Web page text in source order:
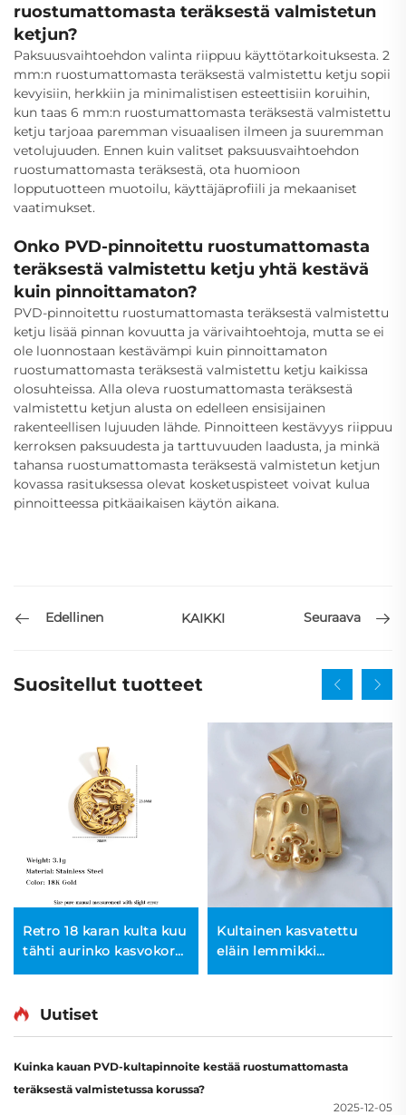
ruostumattomasta teräksestä valmistetun
ketjun?
Paksuusvaihtoehdon valinta riippuu käyttötarkoituksesta. 2
mm:n ruostumattomasta teräksestä valmistettu ketju sopii
kevyisiin, herkkiin ja minimalistisen esteettisiin koruihin,
kun taas 6 mm:n ruostumattomasta teräksestä valmistettu
ketju tarjoaa paremman visuaalisen ilmeen ja suuremman
vetolujuuden. Ennen kuin valitset paksuusvaihtoehdon
ruostumattomasta teräksestä, ota huomioon
lopputuotteen muotoilu, käyttäjäprofiili ja mekaaniset
vaatimukset.
Onko PVD-pinnoitettu ruostumattomasta
teräksestä valmistettu ketju yhtä kestävä
kuin pinnoittamaton?
PVD-pinnoitettu ruostumattomasta teräksestä valmistettu
ketju lisää pinnan kovuutta ja värivaihtoehtoja, mutta se ei
ole luonnostaan kestävämpi kuin pinnoittamaton
ruostumattomasta teräksestä valmistettu ketju kaikissa
olosuhteissa. Alla oleva ruostumattomasta teräksestä
valmistettu ketjun alusta on edelleen ensisijainen
rakenteellisen lujuuden lähde. Pinnoitteen kestävyys riippuu
kerroksen paksuudesta ja tarttuvuuden laadusta, ja minkä
tahansa ruostumattomasta teräksestä valmistetun ketjun
kovassa rasituksessa olevat kosketuspisteet voivat kulua
pinnoitteessa pitkäaikaisen käytön aikana.
Edellinen KAIKKI Seuraava
Suositellut tuotteet
Retro 18 karan kulta kuu
tähti aurinko kasvokoru
ontto luonnonaiheinen
Kultainen kasvatettu
eläin lemmikki
kaulaketjuriippu, söpö
Uutiset
Kuinka kauan PVD-kultapinnoite kestää ruostumattomasta
teräksestä valmistetussa korussa?
2025-12-05